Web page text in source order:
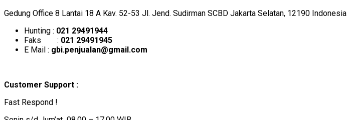
Gedung Office 8 Lantai 18 A Kav. 52-53 Jl. Jend. Sudirman SCBD Jakarta Selatan, 12190 Indonesia
Hunting : 021 29491944
Faks : 021 29491945
E Mail : gbi.penjualan@gmail.com
Customer Support :
Fast Respond !